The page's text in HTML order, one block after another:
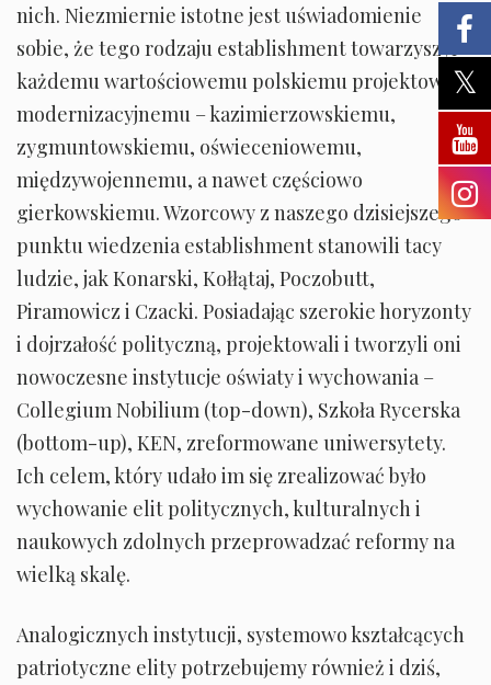
nich. Niezmiernie istotne jest uświadomienie
sobie, że tego rodzaju establishment towarzyszył
każdemu wartościowemu polskiemu projektowi
modernizacyjnemu – kazimierzowskiemu,
zygmuntowskiemu, oświeceniowemu,
międzywojennemu, a nawet częściowo
gierkowskiemu. Wzorcowy z naszego dzisiejszego
punktu wiedzenia establishment stanowili tacy
ludzie, jak Konarski, Kołłątaj, Poczobutt,
Piramowicz i Czacki. Posiadając szerokie horyzonty
i dojrzałość polityczną, projektowali i tworzyli oni
nowoczesne instytucje oświaty i wychowania –
Collegium Nobilium (top-down), Szkoła Rycerska
(bottom-up), KEN, zreformowane uniwersytety.
Ich celem, który udało im się zrealizować było
wychowanie elit politycznych, kulturalnych i
naukowych zdolnych przeprowadzać reformy na
wielką skalę.
Analogicznych instytucji, systemowo kształcących
patriotyczne elity potrzebujemy również i dziś,